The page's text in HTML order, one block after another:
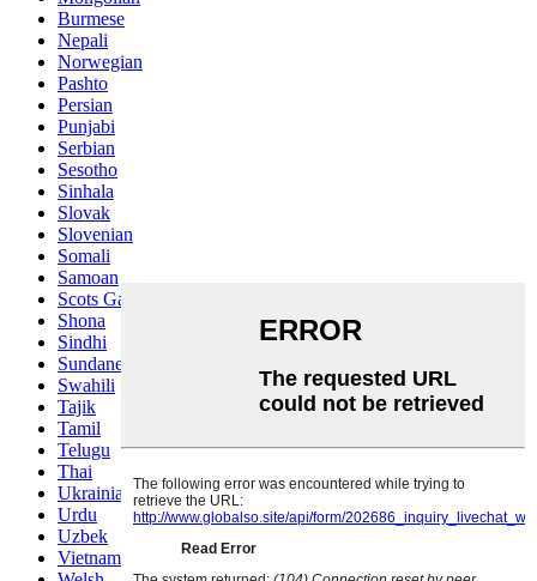
Burmese
Nepali
Norwegian
Pashto
Persian
Punjabi
Serbian
Sesotho
Sinhala
Slovak
Slovenian
Somali
Samoan
Scots Gaelic
Shona
Sindhi
Sundanese
Swahili
Tajik
Tamil
Telugu
Thai
Ukrainian
Urdu
Uzbek
Vietnamese